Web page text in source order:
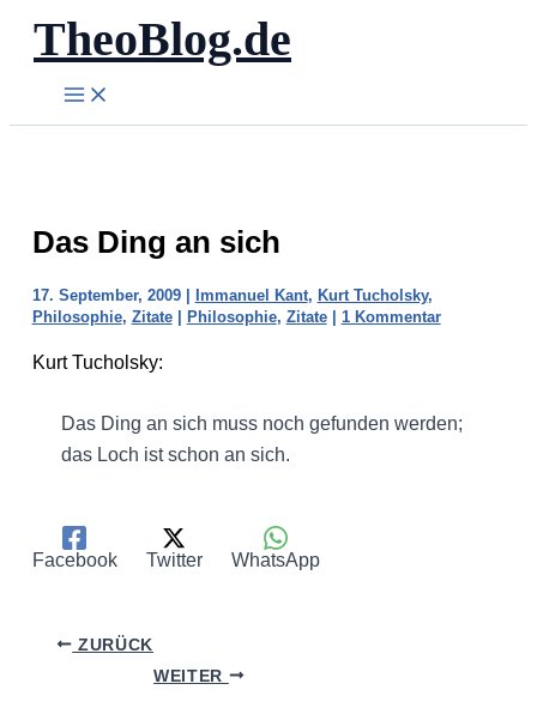
Zum
Inhalt
springen
TheoBlog.de
Das Ding an sich
17. September, 2009 | Immanuel Kant, Kurt Tucholsky,
Philosophie, Zitate| Philosophie, Zitate| 1 Kommentar
Kurt Tucholsky:
Das Ding an sich muss noch gefunden werden;
das Loch ist schon an sich.
Facebook Twitter WhatsApp
ZURÜCK
WEITER